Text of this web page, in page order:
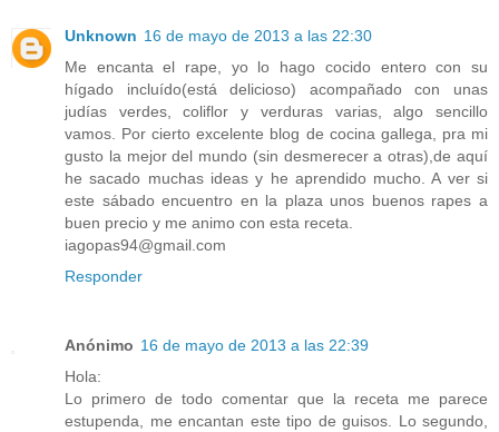
Unknown 16 de mayo de 2013 a las 22:30
Me encanta el rape, yo lo hago cocido entero con su
hígado incluído(está delicioso) acompañado con unas
judías verdes, coliflor y verduras varias, algo sencillo
vamos. Por cierto excelente blog de cocina gallega, pra mi
gusto la mejor del mundo (sin desmerecer a otras),de aquí
he sacado muchas ideas y he aprendido mucho. A ver si
este sábado encuentro en la plaza unos buenos rapes a
buen precio y me animo con esta receta.
iagopas94@gmail.com
Responder
Anónimo 16 de mayo de 2013 a las 22:39
Hola:
Lo primero de todo comentar que la receta me parece
estupenda, me encantan este tipo de guisos. Lo segundo,